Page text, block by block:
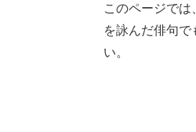
このページで
を詠んだ俳句
い。